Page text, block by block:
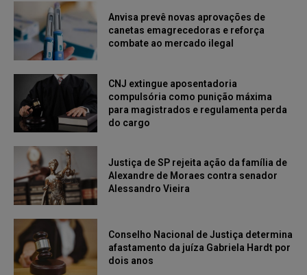
Anvisa prevê novas aprovações de
canetas emagrecedoras e reforça
combate ao mercado ilegal
CNJ extingue aposentadoria
compulsória como punição máxima
para magistrados e regulamenta perda
do cargo
Justiça de SP rejeita ação da família de
Alexandre de Moraes contra senador
Alessandro Vieira
Conselho Nacional de Justiça determina
afastamento da juíza Gabriela Hardt por
dois anos